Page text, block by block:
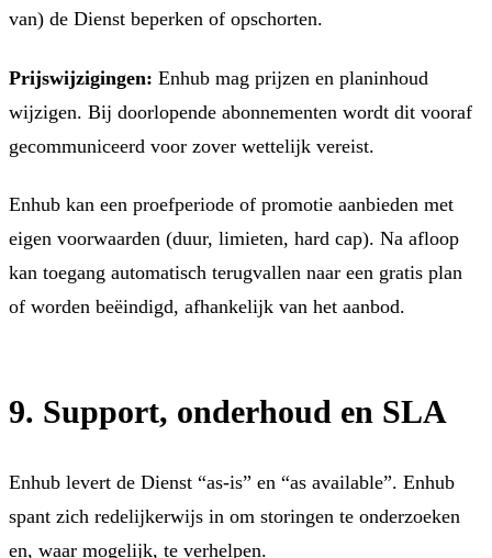
van) de Dienst beperken of opschorten.
Prijswijzigingen: Enhub mag prijzen en planinhoud
wijzigen. Bij doorlopende abonnementen wordt dit vooraf
gecommuniceerd voor zover wettelijk vereist.
Enhub kan een proefperiode of promotie aanbieden met
eigen voorwaarden (duur, limieten, hard cap). Na afloop
kan toegang automatisch terugvallen naar een gratis plan
of worden beëindigd, afhankelijk van het aanbod.
9. Support, onderhoud en SLA
Enhub levert de Dienst “as-is” en “as available”. Enhub
spant zich redelijkerwijs in om storingen te onderzoeken
en, waar mogelijk, te verhelpen.